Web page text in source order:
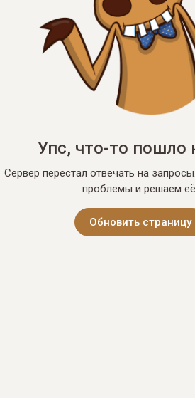
Упс, что-то пошло
Сервер перестал отвечать на
проблемы и решаем
Обновить страницу